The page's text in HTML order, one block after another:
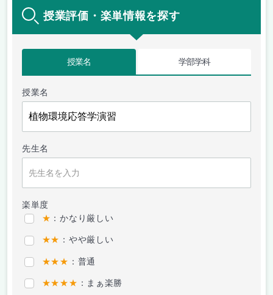
授業評価・楽単情報を探す
授業名 学部学科
授業名
先生名
楽単度
★ ：かなり厳しい
★★ ：やや厳しい
★★★ ：普通
★★★★ ：まぁ楽勝